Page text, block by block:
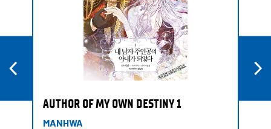
AUTHOR OF MY OWN DESTINY 1
MANHWA